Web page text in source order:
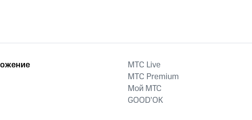
MTС Live
MTС Premium
Мой МТС
GOOD’OK